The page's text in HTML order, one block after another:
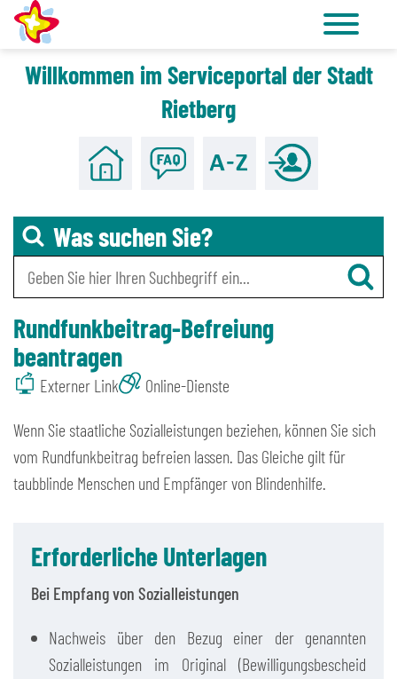
Zu den Tools für Barrierefreiheit
Zum Hauptinhalt
Willkommen im Serviceportal der Stadt
Rietberg
Was suchen Sie?
Rundfunkbeitrag-Befreiung
beantragen
Externer Link Online-Dienste
Wenn Sie staatliche Sozialleistungen beziehen, können Sie sich
vom Rundfunkbeitrag befreien lassen. Das Gleiche gilt für
taubblinde Menschen und Empfänger von Blindenhilfe.
Erforderliche Unterlagen
Bei Empfang von Sozialleistungen
Nachweis über den Bezug einer der genannten
Sozialleistungen im Original (Bewilligungsbescheid